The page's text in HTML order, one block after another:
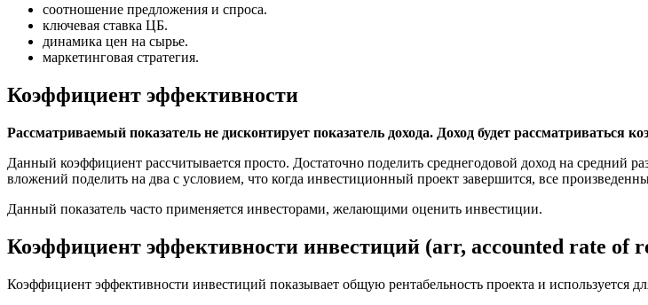
соотношение предложения и спроса.
ключевая ставка ЦБ.
динамика цен на сырье.
маркетинговая стратегия.
Коэффициент эффективности
Рассматриваемый показатель не дисконтирует показатель дохода. Доход будет рассматриваться
Данный коэффициент рассчитывается просто. Достаточно поделить среднегодовой доход на
вложений поделить на два с условием, что когда инвестиционный проект завершится, все
Данный показатель часто применяется инвесторами, желающими оценить инвестиции.
Коэффициент эффективности инвестиций (arr, accounted rate of
Коэффициент эффективности инвестиций показывает общую рентабельность проекта и используется